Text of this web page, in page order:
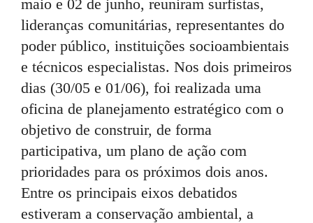
maio e 02 de junho, reuniram surfistas,
lideranças comunitárias, representantes do
poder público, instituições socioambientais
e técnicos especialistas. Nos dois primeiros
dias (30/05 e 01/06), foi realizada uma
oficina de planejamento estratégico com o
objetivo de construir, de forma
participativa, um plano de ação com
prioridades para os próximos dois anos.
Entre os principais eixos debatidos
estiveram a conservação ambiental, a